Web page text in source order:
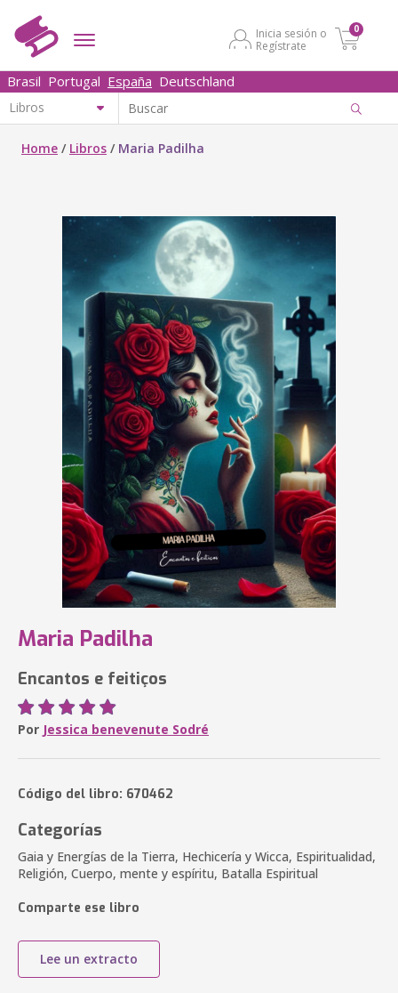
Inicia sesión o
Regístrate
0
Brasil Portugal España Deutschland
Home / Libros / Maria Padilha
Maria Padilha
Encantos e feitiços
Por Jessica benevenute Sodré
Código del libro: 670462
Categorías
Gaia y Energías de la Tierra, Hechicería y Wicca, Espiritualidad,
Religión, Cuerpo, mente y espíritu, Batalla Espiritual
Comparte ese libro
Lee un extracto